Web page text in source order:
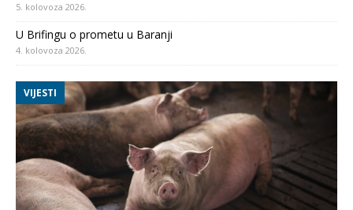
5. kolovoza 2026.
U Brifingu o prometu u Baranji
4. kolovoza 2026.
VIJESTI